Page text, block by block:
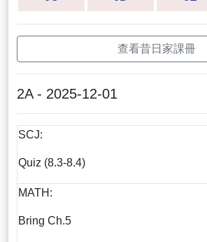
查看昔日家課冊
2A - 2025-12-01
SCJ:
Quiz (8.3-8.4)
MATH:
Bring Ch.5